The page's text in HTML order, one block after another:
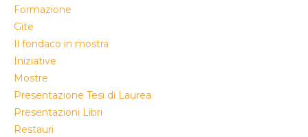
Formazione
Gite
Il fondaco in mostra
Iniziative
Mostre
Presentazione Tesi di Laurea
Presentazioni Libri
Restauri